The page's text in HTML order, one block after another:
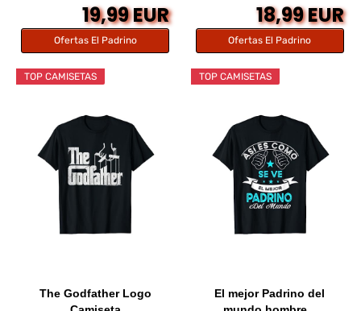
19,99 EUR
Ofertas El Padrino
18,99 EUR
Ofertas El Padrino
TOP CAMISETAS
The Godfather Logo
TOP CAMISETAS
El mejor Padrino del